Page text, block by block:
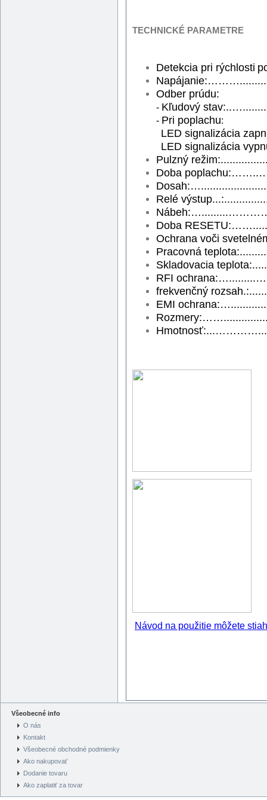
TECHNICKÉ PARAMETRE
Detekcia pri rýchlosti
Napájanie
Odber prúdu:
- Kľudový stav
- Pri poplachu:
LED signalizácia
LED signalizácia
Pulzný režim
Doba poplachu
Dosah
Relé výstup...
Nábeh
Doba RESETU
Ochrana voči
Pracovná teplota:
Skladovacia teplota
RFI ochrana
frekvenčný rozsah
EMI ochrana
Rozmery
Hmotnosť
Návod na použitie môžete
Všeobecné info
O nás
Kontakt
Všeobecné obchodné podmienky
Ako nakupovať
Dodanie tovaru
Ako zaplatiť za tovar